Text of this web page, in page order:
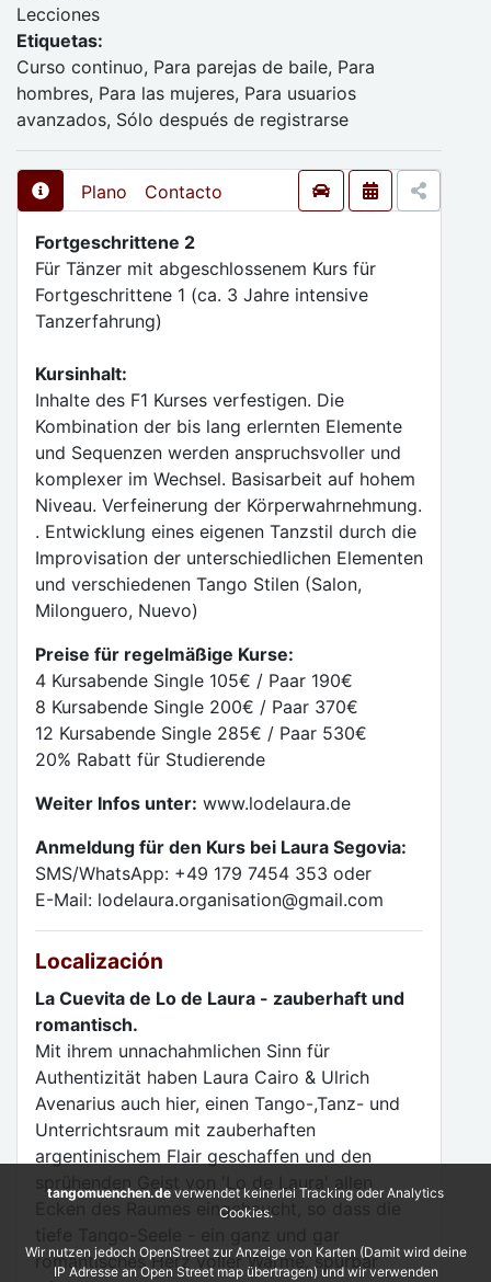
Lecciones
Etiquetas:
Curso continuo, Para parejas de baile, Para
hombres, Para las mujeres, Para usuarios
avanzados, Sólo después de registrarse
Plano Contacto
Fortgeschrittene 2
Für Tänzer mit abgeschlossenem Kurs für
Fortgeschrittene 1 (ca. 3 Jahre intensive
Tanzerfahrung)
Kursinhalt:
Inhalte des F1 Kurses verfestigen. Die
Kombination der bis lang erlernten Elemente
und Sequenzen werden anspruchsvoller und
komplexer im Wechsel. Basisarbeit auf hohem
Niveau. Verfeinerung der Körperwahrnehmung.
. Entwicklung eines eigenen Tanzstil durch die
Improvisation der unterschiedlichen Elementen
und verschiedenen Tango Stilen (Salon,
Milonguero, Nuevo)
Preise für regelmäßige Kurse:
4 Kursabende Single 105€ / Paar 190€
8 Kursabende Single 200€ / Paar 370€
12 Kursabende Single 285€ / Paar 530€
20% Rabatt für Studierende
Weiter Infos unter: www.lodelaura.de
Anmeldung für den Kurs bei Laura Segovia:
SMS/WhatsApp: +49 179 7454 353 oder
E-Mail: lodelaura.organisation@gmail.com
Localización
La Cuevita de Lo de Laura - zauberhaft und
romantisch.
Mit ihrem unnachahmlichen Sinn für
Authentizität haben Laura Cairo & Ulrich
Avenarius auch hier, einen Tango-,Tanz- und
Unterrichtsraum mit zauberhaften
argentinischem Flair geschaffen und den
sprühenden Geist von 'Lo de Laura' allen
Ecken des Raumes eingehaucht, so dass die
romantisches Herz voller Wärme, spürbar
tangomuenchen.de verwendet keinerlei Tracking oder Analytics
Cookies.
Wir nutzen jedoch OpenStreet zur Anzeige von Karten (Damit wird deine
IP Adresse an Open Street map übertragen) und wir verwenden